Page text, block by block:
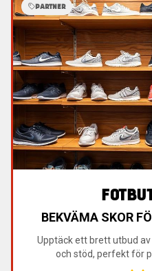
PARTNER
BEKVÄMA SKOR
Upptäck ett brett utbud
och stöd, perfekt för